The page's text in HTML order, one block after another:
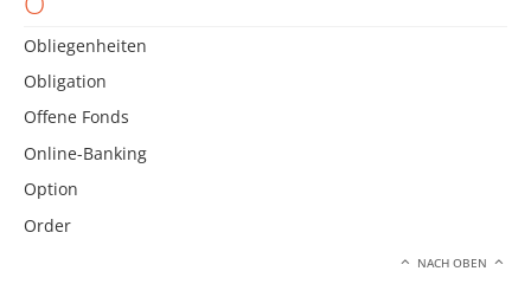
Obliegenheiten
Obligation
Offene Fonds
Online-Banking
Option
Order
NACH OBEN